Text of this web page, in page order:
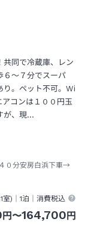
共同で冷蔵庫、レン
６～７分でスーパ
り。ペット不可。Wi
アコンは１００円玉
が、現…
０分安房白浜下車→
室)｜1泊 ｜消費税込
円〜164,700円